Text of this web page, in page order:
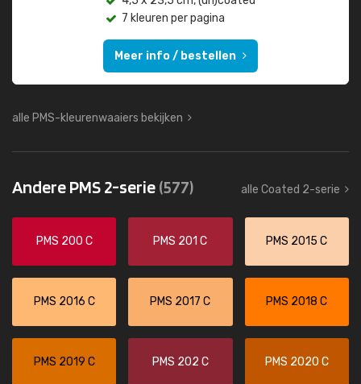
7 kleuren per pagina
Meer info / bestellen
alle PMS-kleurenwaaiers bekijken
Andere PMS 2-serie(577) alle Coated 2-serie
PMS 200 C PMS 201 C PMS 2015 C
PMS 2016 C PMS 2017 C PMS 2018 C
PMS 2019 C PMS 202 C PMS 2020 C